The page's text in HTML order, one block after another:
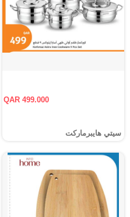
QAR 499.000
سيتي هايبرماركت